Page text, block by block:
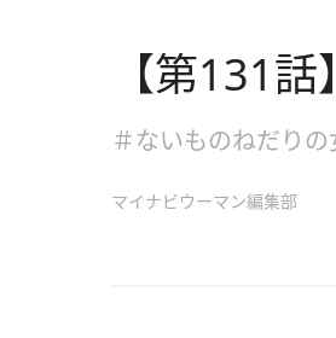
【第131
＃ないものねだりの
マイナビウーマン編集部